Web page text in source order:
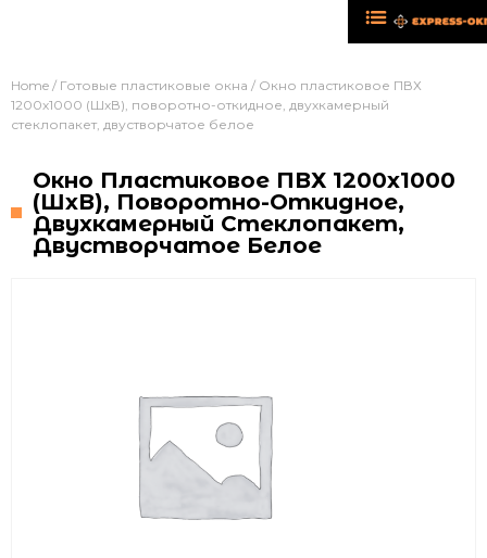
Home / Готовые пластиковые окна / Окно пластиковое ПВХ
1200х1000 (ШхВ), поворотно-откидное, двухкамерный
стеклопакет, двустворчатое белое
Окно Пластиковое ПВХ 1200х1000
(ШхВ), Поворотно-Откидное,
Двухкамерный Стеклопакет,
Двустворчатое Белое